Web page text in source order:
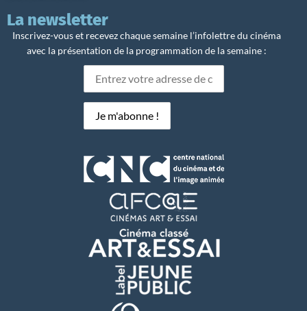
La newsletter
Inscrivez-vous et recevez chaque semaine l’infolettre du cinéma
avec la présentation de la programmation de la semaine :